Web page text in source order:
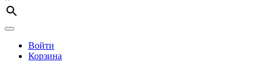
Войти
Корзина